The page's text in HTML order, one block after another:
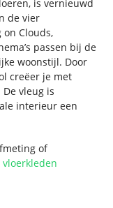
is vernieuwd
de vier
on Clouds,
passen bij de
woonstijl. Door
creëer je met
De vleug is
interieur een
of
vloerkleden